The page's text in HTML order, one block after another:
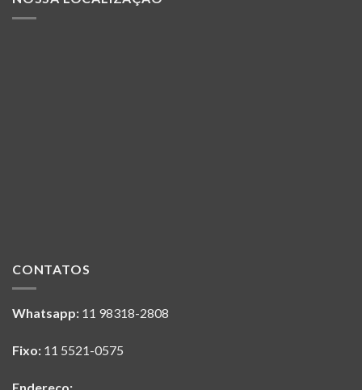
CONTATOS
Whatsapp: 11 98318-2808
Fixo: 11 5521-0575